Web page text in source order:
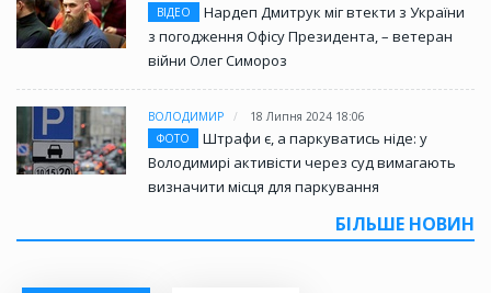
ВІДЕО
Нардеп Дмитрук міг втекти з України
з погодження Офісу Президента, – ветеран
війни Олег Симороз
ВОЛОДИМИР
18 Липня 2024 18:06
ФОТО
Штрафи є, а паркуватись ніде: у
Володимирі активісти через суд вимагають
визначити місця для паркування
БІЛЬШЕ НОВИН